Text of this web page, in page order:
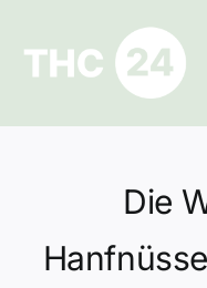
springen
Ratgeber
Hilfe und Kontakt
Datenschutz
Die